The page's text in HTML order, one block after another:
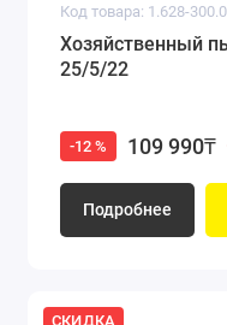
Код товара: 1.628-300.0
Хозяйственный
25/5/22
-12 % 109 990₸
Подробнее
СКИДКА